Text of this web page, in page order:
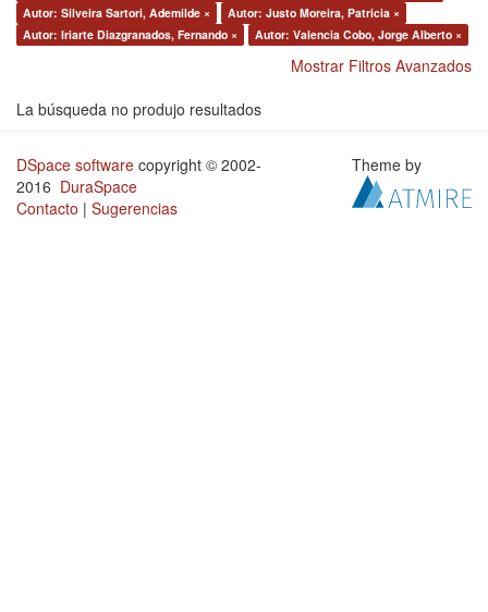
Autor: Silveira Sartori, Ademilde ×
Autor: Justo Moreira, Patricia ×
Autor: Iriarte Diazgranados, Fernando ×
Autor: Valencia Cobo, Jorge Alberto ×
Mostrar Filtros Avanzados
La búsqueda no produjo resultados
DSpace software copyright © 2002-
2016 DuraSpace
Contacto | Sugerencias
Theme by